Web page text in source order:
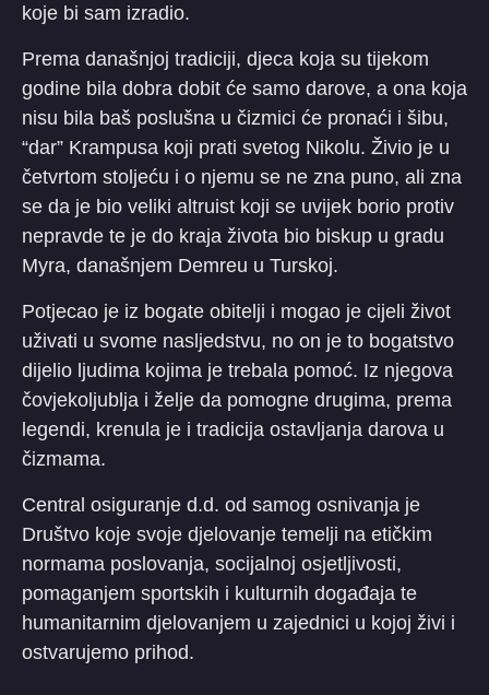
koje bi sam izradio.
Prema današnjoj tradiciji, djeca koja su tijekom
godine bila dobra dobit će samo darove, a ona koja
nisu bila baš poslušna u čizmici će pronaći i šibu,
“dar” Krampusa koji prati svetog Nikolu. Živio je u
četvrtom stoljeću i o njemu se ne zna puno, ali zna
se da je bio veliki altruist koji se uvijek borio protiv
nepravde te je do kraja života bio biskup u gradu
Myra, današnjem Demreu u Turskoj.
Potjecao je iz bogate obitelji i mogao je cijeli život
uživati u svome nasljedstvu, no on je to bogatstvo
dijelio ljudima kojima je trebala pomoć. Iz njegova
čovjekoljublja i želje da pomogne drugima, prema
legendi, krenula je i tradicija ostavljanja darova u
čizmama.
Central osiguranje d.d. od samog osnivanja je
Društvo koje svoje djelovanje temelji na etičkim
normama poslovanja, socijalnoj osjetljivosti,
pomaganjem sportskih i kulturnih događaja te
humanitarnim djelovanjem u zajednici u kojoj živi i
ostvarujemo prihod.